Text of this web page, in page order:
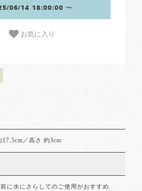
06/14 18:00:00 〜
お気に入り
17.5cm／高さ 約3cm
に水にさらしてのご使用がおすすめ